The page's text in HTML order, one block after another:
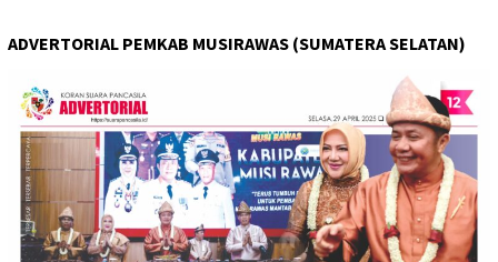
ADVERTORIAL PEMKAB MUSIRAWAS (SUMATERA SELATAN)